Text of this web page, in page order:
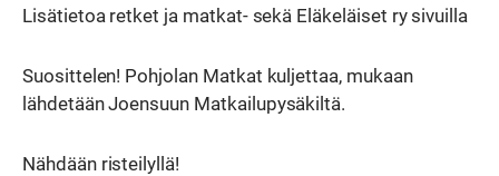
Lisätietoa retket ja matkat- sekä Eläkeläiset ry sivuilla
Suosittelen! Pohjolan Matkat kuljettaa, mukaan
lähdetään Joensuun Matkailupysäkiltä.
Nähdään risteilyllä!